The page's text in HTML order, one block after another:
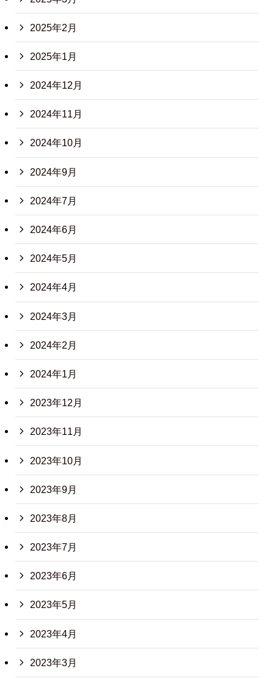
2025年2月
2025年1月
2024年12月
2024年11月
2024年10月
2024年9月
2024年7月
2024年6月
2024年5月
2024年4月
2024年3月
2024年2月
2024年1月
2023年12月
2023年11月
2023年10月
2023年9月
2023年8月
2023年7月
2023年6月
2023年5月
2023年4月
2023年3月